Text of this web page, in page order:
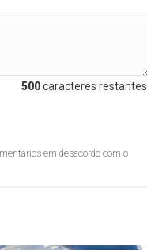
500caracteres restantes.
em desacordo com o